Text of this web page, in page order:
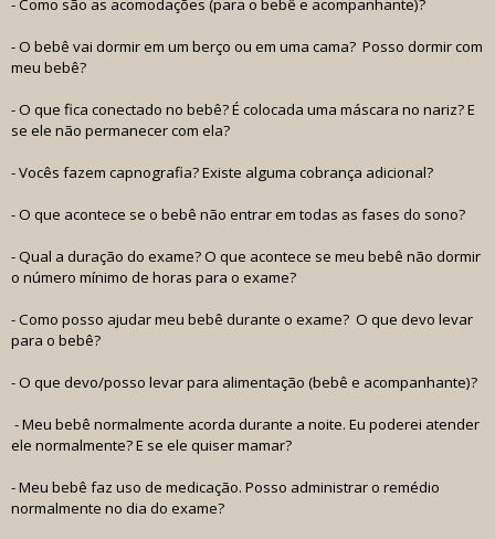
- Como são as acomodações (para o bebê e acompanhante)?
- O bebê vai dormir em um berço ou em uma cama? Posso dormir com
meu bebê?
- O que fica conectado no bebê? É colocada uma máscara no nariz? E
se ele não permanecer com ela?
- Vocês fazem capnografia? Existe alguma cobrança adicional?
- O que acontece se o bebê não entrar em todas as fases do sono?
- Qual a duração do exame? O que acontece se meu bebê não dormir
o número mínimo de horas para o exame?
- Como posso ajudar meu bebê durante o exame? O que devo levar
para o bebê?
- O que devo/posso levar para alimentação (bebê e acompanhante)?
- Meu bebê normalmente acorda durante a noite. Eu poderei atender
ele normalmente? E se ele quiser mamar?
- Meu bebê faz uso de medicação. Posso administrar o remédio
normalmente no dia do exame?